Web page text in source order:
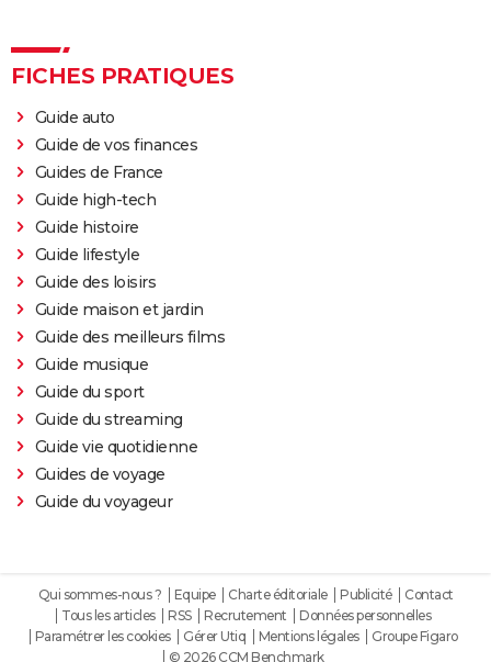
FICHES PRATIQUES
Guide auto
Guide de vos finances
Guides de France
Guide high-tech
Guide histoire
Guide lifestyle
Guide des loisirs
Guide maison et jardin
Guide des meilleurs films
Guide musique
Guide du sport
Guide du streaming
Guide vie quotidienne
Guides de voyage
Guide du voyageur
Qui sommes-nous ? Equipe Charte éditoriale Publicité
Contact
Tous les articles
RSS Recrutement
Données personnelles
Paramétrer les cookies
Gérer Utiq Mentions légales
Groupe Figaro
© 2026 CCM Benchmark